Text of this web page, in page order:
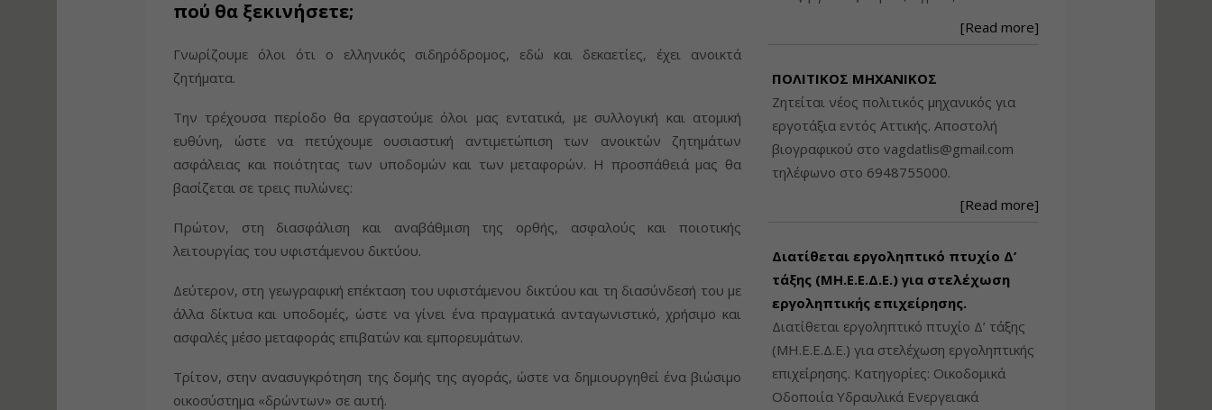
πού θα ξεκινήσετε;
Γνωρίζουμε όλοι ότι ο ελληνικός σιδηρόδρομος, εδώ και δεκαετίες, έχει ανοικτά
ζητήματα.
Την τρέχουσα περίοδο θα εργαστούμε όλοι μας εντατικά, με συλλογική και ατομική
ευθύνη, ώστε να πετύχουμε ουσιαστική αντιμετώπιση των ανοικτών ζητημάτων
ασφάλειας και ποιότητας των υποδομών και των μεταφορών. Η προσπάθειά μας θα
βασίζεται σε τρεις πυλώνες:
Πρώτον, στη διασφάλιση και αναβάθμιση της ορθής, ασφαλούς και ποιοτικής
λειτουργίας του υφιστάμενου δικτύου.
Δεύτερον, στη γεωγραφική επέκταση του υφιστάμενου δικτύου και τη διασύνδεσή του με
άλλα δίκτυα και υποδομές, ώστε να γίνει ένα πραγματικά ανταγωνιστικό, χρήσιμο και
ασφαλές μέσο μεταφοράς επιβατών και εμπορευμάτων.
Τρίτον, στην ανασυγκρότηση της δομής της αγοράς, ώστε να δημιουργηθεί ένα βιώσιμο
οικοσύστημα «δρώντων» σε αυτή.
[Read more]
ΠΟΛΙΤΙΚΟΣ ΜΗΧΑΝΙΚΟΣ
Ζητείται νέος πολιτικός μηχανικός για
εργοτάξια εντός Αττικής. Αποστολή
βιογραφικού στο vagdatlis@gmail.com
τηλέφωνο στο 6948755000.
[Read more]
Διατίθεται εργοληπτικό πτυχίο Δ’
τάξης (ΜΗ.Ε.Ε.Δ.Ε.) για στελέχωση
εργοληπτικής επιχείρησης.
Διατίθεται εργοληπτικό πτυχίο Δ’ τάξης
(ΜΗ.Ε.Ε.Δ.Ε.) για στελέχωση εργοληπτικής
επιχείρησης. Κατηγορίες: Οικοδομικά
Οδοποιία Υδραυλικά Ενεργειακά
τεχνολογίας
φωτισμού LED και
Εισηγητής:Στέφανος Τουλόγλου
Τιμή από: €190.00
Διάρκεια: 12 ώρες
Εκπόνηση Τοπικών και
Εισηγητής:
Τιμή από: €130.00
Διάρκεια: 6 ώρες